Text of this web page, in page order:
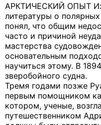
АРКТИЧЕСКИЙ ОПЫТ Из
литературы о
понял, что общим
часто и причиной
мастерства
основательным
научиться этому. В
зверобойного судна.
Тремя годами позже
первым помощником
котором, ученые,
путешественником